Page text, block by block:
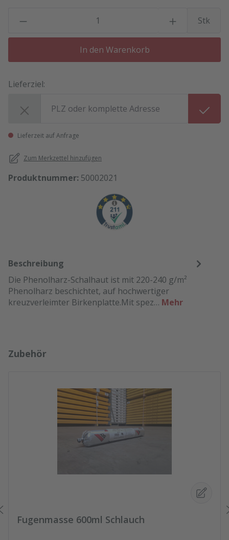
Stk
In den Warenkorb
Lieferziel:
Lieferzeit auf Anfrage
Zum Merkzettel hinzufügen
Produktnummer: 50002021
Beschreibung
Die Phenolharz-Schalhaut ist mit 220-240 g/m²
Phenolharz beschichtet, auf hochwertiger
kreuzverleimter Birkenplatte.Mit spez… Mehr
Produktgalerie überspringen
Zubehör
Fugenmasse 600ml Schlauch